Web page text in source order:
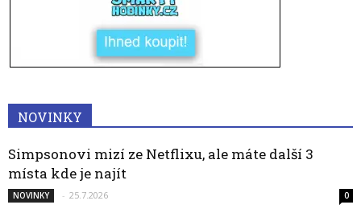
NOVINKY
Simpsonovi mizí ze Netflixu, ale máte další 3
místa kde je najít
NOVINKY - 25.7.2026 0